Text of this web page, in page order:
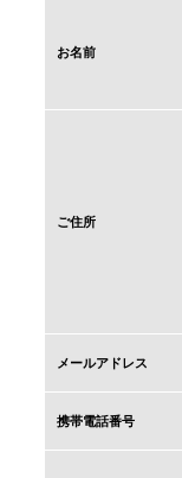
お名前
ご住所
メールアドレス
携帯電話番号